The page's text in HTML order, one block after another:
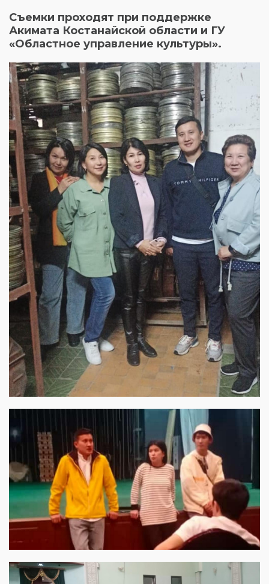
Съемки проходят при поддержке
Акимата Костанайской области и ГУ
«Областное управление культуры».